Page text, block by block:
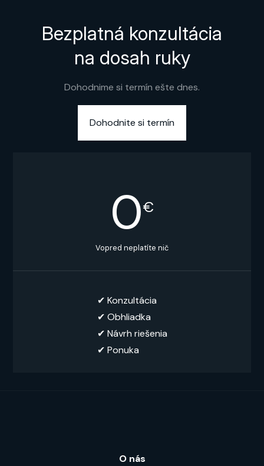
Bezplatná konzultácia
na dosah ruky
Dohodnime si termín ešte dnes.
Dohodnite si termín
0€
Vopred neplatíte nič
✔︎ Konzultácia
✔︎ Obhliadka
✔︎ Návrh riešenia
✔ Ponuka
O nás